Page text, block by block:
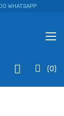
WHATSAPP
(0)